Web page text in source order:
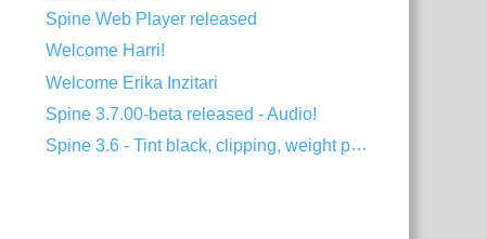
Spine Web Player released
Welcome Harri!
Welcome Erika Inzitari
Spine 3.7.00-beta released - Audio!
Spine 3.6 - Tint black, clipping, weight painting, and more!